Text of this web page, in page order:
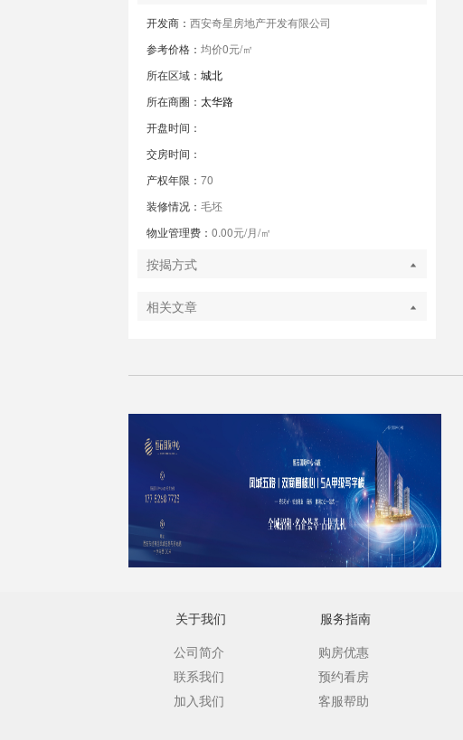
开发商： 西安奇星房地产开发有限公司
参考价格： 均价0元/㎡
所在区域： 城北
所在商圈： 太华路
开盘时间：
交房时间：
产权年限： 70
装修情况： 毛坯
物业管理费： 0.00元/月/㎡
按揭方式
相关文章
关于我们
公司简介
联系我们
加入我们
服务指南
购房优惠
预约看房
客服帮助